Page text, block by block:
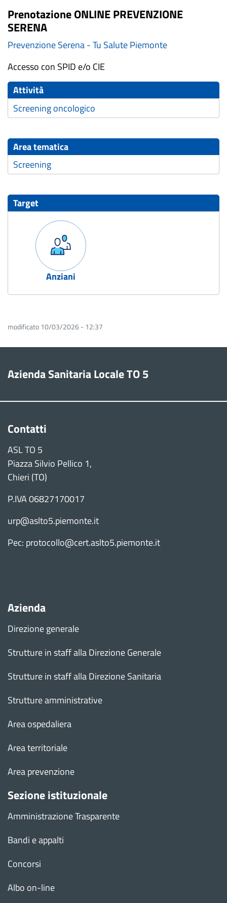
Prenotazione ONLINE PREVENZIONE
SERENA
Prevenzione Serena - Tu Salute Piemonte
Accesso con SPID e/o CIE
Attività
Screening oncologico
Area tematica
Screening
Target
Anziani
modificato 10/03/2026 - 12:37
Azienda Sanitaria Locale TO 5
Contatti
ASL TO 5
Piazza Silvio Pellico 1,
Chieri (TO)
P.IVA 06827170017
urp@aslto5.piemonte.it
Pec: protocollo@cert.aslto5.piemonte.it
Azienda
Direzione generale
Strutture in staff alla Direzione Generale
Strutture in staff alla Direzione Sanitaria
Strutture amministrative
Area ospedaliera
Area territoriale
Area prevenzione
Sezione istituzionale
Amministrazione Trasparente
Bandi e appalti
Concorsi
Albo on-line